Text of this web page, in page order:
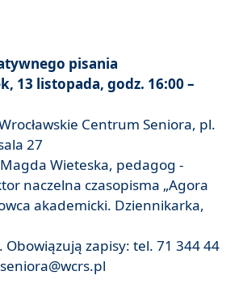
pisania
13 listopada, godz. 16:00 –
Centrum Seniora, pl.
27
Wieteska, pedagog -
naczelna czasopisma „Agora
akademicki. Dziennikarka,
Obowiązują zapisy: tel. 71 344 44